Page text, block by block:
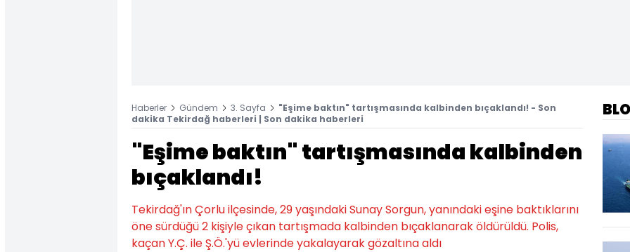
Haberler Gündem 3. Sayfa
"Eşime baktın" tartışmasında kalbinden bıçaklandı! - Son
dakika Tekirdağ haberleri | Son dakika haberleri
"Eşime baktın" tartışmasında kalbinden
bıçaklandı!
Tekirdağ'ın Çorlu ilçesinde, 29 yaşındaki Sunay Sorgun, yanındaki eşine baktıklarını
öne sürdüğü 2 kişiyle çıkan tartışmada kalbinden bıçaklanarak öldürüldü. Polis,
kaçan Y.Ç. ile Ş.Ö.'yü evlerinde yakalayarak gözaltına aldı